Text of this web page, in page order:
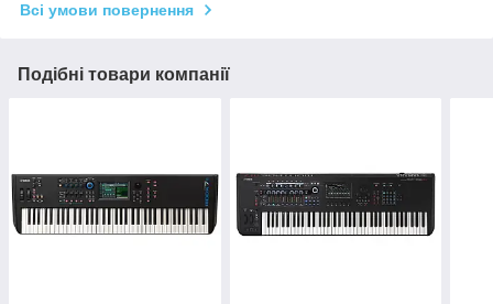
Всі умови повернення
Подібні товари компанії